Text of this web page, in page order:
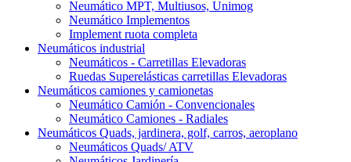
Neumático MPT, Multiusos, Unimog
Neumático Implementos
Implement ruota completa
Neumáticos industrial
Neumáticos - Carretillas Elevadoras
Ruedas Superelásticas carretillas Elevadoras
Neumáticos camiones y camionetas
Neumático Camión - Convencionales
Neumático Camiones - Radiales
Neumáticos Quads, jardinera, golf, carros, aeroplano
Neumáticos Quads/ ATV